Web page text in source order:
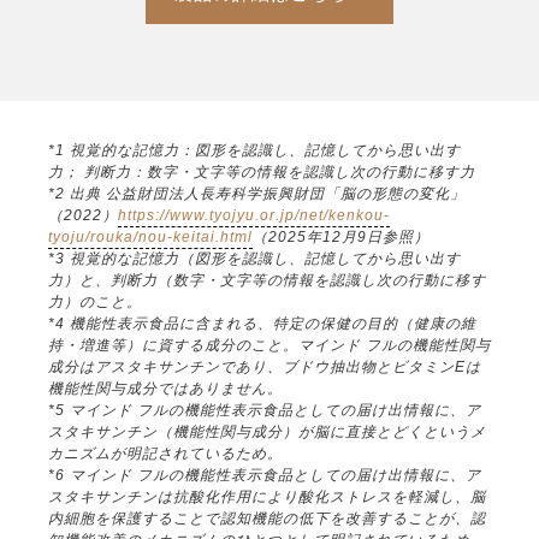
*1 視覚的な記憶力：図形を認識し、記憶してから思い出す
力； 判断力：数字・文字等の情報を認識し次の行動に移す力
*2 出典 公益財団法人長寿科学振興財団「脳の形態の変化」
（2022） https://www.tyojyu.or.jp/net/kenkou-
tyoju/rouka/nou-keitai.html （2025年12月9日参照）
*3 視覚的な記憶力（図形を認識し、記憶してから思い出す
力）と、判断力（数字・文字等の情報を認識し次の行動に移す
力）のこと。
*4 機能性表示食品に含まれる、特定の保健の目的（健康の維
持・増進等）に資する成分のこと。マインド フルの機能性関与
成分はアスタキサンチンであり、ブドウ抽出物とビタミンEは
機能性関与成分ではありません。
*5 マインド フルの機能性表示食品としての届け出情報に、ア
スタキサンチン（機能性関与成分）が脳に直接とどくというメ
カニズムが明記されているため。
*6 マインド フルの機能性表示食品としての届け出情報に、ア
スタキサンチンは抗酸化作用により酸化ストレスを軽減し、脳
内細胞を保護することで認知機能の低下を改善することが、認